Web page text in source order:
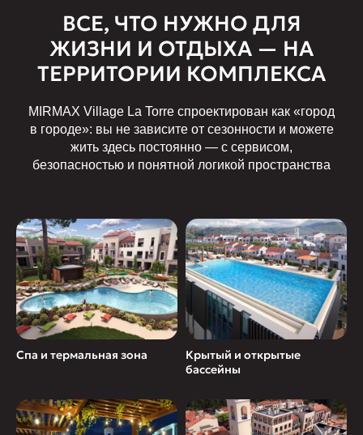
ВСЕ, ЧТО НУЖНО ДЛЯ
ЖИЗНИ И ОТДЫХА — НА
ТЕРРИТОРИИ КОМПЛЕКСА
MIRMAX Village La Torre спроектирован как «город
в городе»: вы не зависите от сезонности и можете
жить здесь постоянно — с сервисом,
безопасностью и понятной логикой пространства
Спа и термальная зона
Крытый и открытые
бассейны